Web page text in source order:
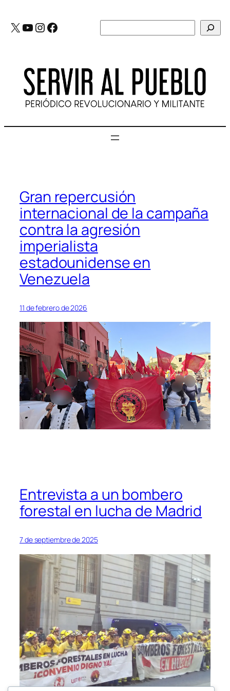
contenido
X YouTube
Instagram
Facebook
Gran repercusión
internacional de la campaña
contra la agresión
imperialista
estadounidense en
Venezuela
11 de febrero de 2026
Entrevista a un bombero
forestal en lucha de Madrid
7 de septiembre de 2025